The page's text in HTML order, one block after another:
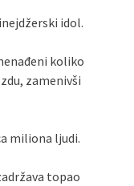
idol.
koliko
zamenivši
miliona ljudi.
topao